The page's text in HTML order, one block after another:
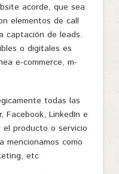
acorde, que sea
elementos de call
captación de leads.
o digitales es
e-commerce, m-
todas las
Facebook, LinkedIn e
producto o servicio
como
etc